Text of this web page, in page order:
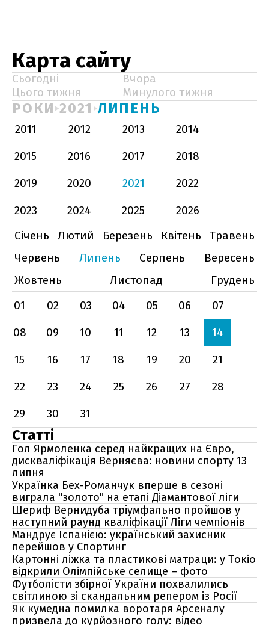
Карта сайту
Сьогодні
Вчора
Цього тижня
Минулого тижня
РОКИ 2021 ЛИПЕНЬ
2011 2012 2013
2014
2015
2016 2017
2018
2019
2020 2021
2022
2023
2024 2025
2026
Січень
Лютий Березень Квітень
Травень
Червень
Липень Серпень
Вересень
Жовтень
Листопад
Грудень
01
02 03 04 05 06
07
08
09 10 11 12 13
14
15
16 17 18 19 20
21
22
23 24 25 26 27
28
29
30 31
Статті
Гол Ярмоленка серед найкращих на Євро,
дискваліфікація Верняєва: новини спорту 13
липня
Українка Бех-Романчук вперше в сезоні
виграла "золото" на етапі Діамантової ліги
Шериф Вернидуба тріумфально пройшов у
наступний раунд кваліфікації Ліги чемпіонів
Мандрує Іспанією: український захисник
перейшов у Спортинг
Картонні ліжка та пластикові матраци: у Токіо
відкрили Олімпійське селище – фото
Футболісти збірної України похвалились
світлиною зі скандальним репером із Росії
Як кумедна помилка воротаря Арсеналу
призвела до курйозного голу: відео